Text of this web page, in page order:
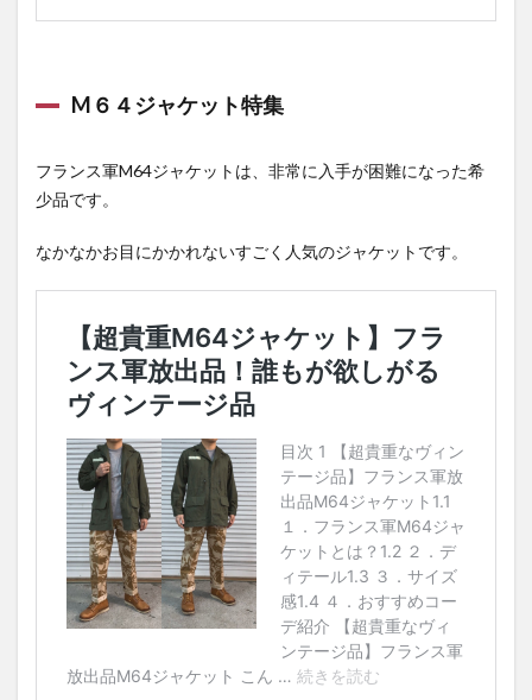
M６４ジャケット特集
フランス軍M64ジャケットは、非常に入手が困難になった希
少品です。
なかなかお目にかかれないすごく人気のジャケットです。